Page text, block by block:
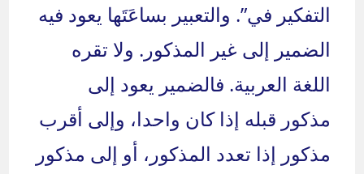
التفكير في”. والتعبير بساعَتَها يعود فيه
الضمير إلى غير المذكور. ولا تقره
اللغة العربية. فالضمير يعود إلى
مذكور قبله إذا كان واحدا، وإلى أقرب
مذكور إذا تعدد المذكور، أو إلى مذكور